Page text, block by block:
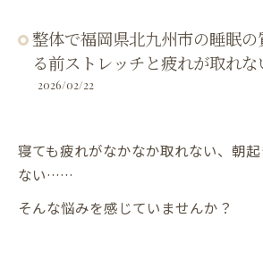
整体で福岡県北九州市の睡眠
る前ストレッチと疲れが取れ
2026/02/22
寝ても疲れがなかなか取れない、朝
ない……
そんな悩みを感じていませんか？